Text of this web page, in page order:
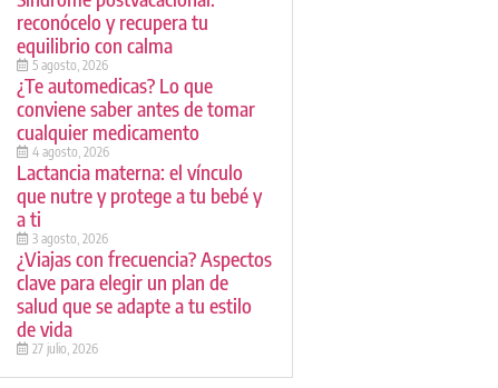
reconócelo y recupera tu
equilibrio con calma
5 agosto, 2026
¿Te automedicas? Lo que
conviene saber antes de tomar
cualquier medicamento
4 agosto, 2026
Lactancia materna: el vínculo
que nutre y protege a tu bebé y
a ti
3 agosto, 2026
¿Viajas con frecuencia? Aspectos
clave para elegir un plan de
salud que se adapte a tu estilo
de vida
27 julio, 2026